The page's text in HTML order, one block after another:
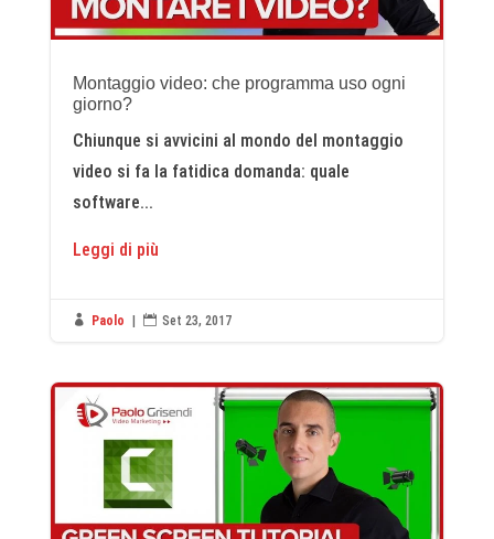
Montaggio video: che programma uso ogni
giorno?
Chiunque si avvicini al mondo del montaggio
video si fa la fatidica domanda: quale
software...
Leggi di più
 Paolo  Set 23, 2017